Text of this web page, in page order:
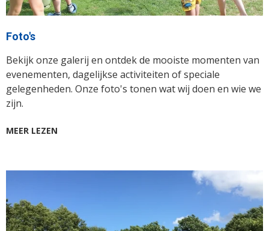
Foto's
Bekijk onze galerij en ontdek de mooiste momenten van
evenementen, dagelijkse activiteiten of speciale
gelegenheden. Onze foto's tonen wat wij doen en wie we
zijn.
MEER LEZEN